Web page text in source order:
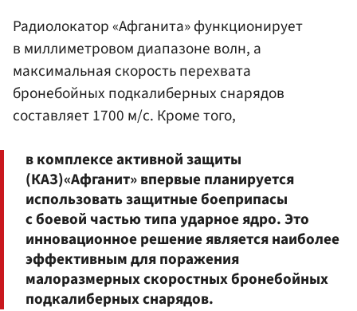
Радиолокатор «Афганита» функционирует
в миллиметровом диапазоне волн, а
максимальная скорость перехвата
бронебойных подкалиберных снарядов
составляет 1700 м/с. Кроме того,
в комплексе активной защиты
(КАЗ)«Афганит» впервые планируется
использовать защитные боеприпасы
с боевой частью типа ударное ядро. Это
инновационное решение является наиболее
эффективным для поражения
малоразмерных скоростных бронебойных
подкалиберных снарядов.